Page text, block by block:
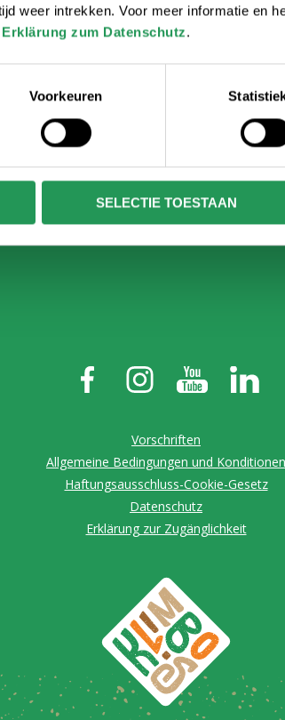
weer intrekken. Voor meer informatie en
Erklärung zum Datenschutz.
Voorkeuren
SELECTIE TOESTAAN
und
+ 5,95 €
Erweitern
Käse-Brot
Vorschriften
Allgemeine Bedingungen und Konditionen
Haftungsausschluss-Cookie-Gesetz
Datenschutz
Erklärung zur Zugänglichkeit